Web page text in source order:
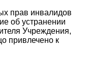
прав инвалидов
об устранении
Учреждения,
привлечено к